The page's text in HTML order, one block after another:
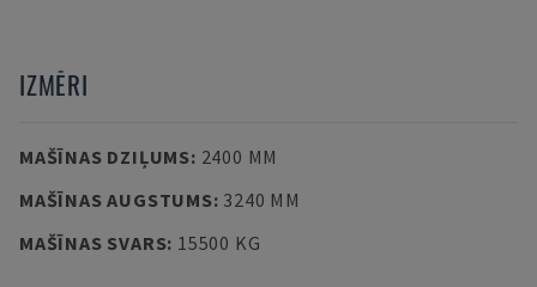
IZMĒRI
MAŠĪNAS DZIĻUMS: 2400 MM
MAŠĪNAS AUGSTUMS: 3240 MM
MAŠĪNAS SVARS: 15500 KG